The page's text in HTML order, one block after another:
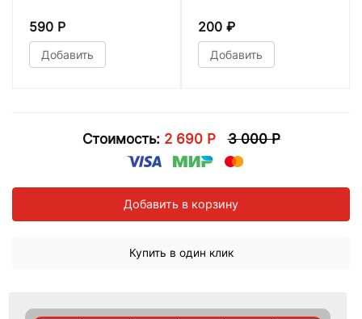
590 Р
Добавить
200 ₽
Добавить
Стоимость: 2 690 Р 3 000 Р
Добавить в корзину
Купить в один клик